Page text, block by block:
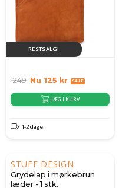
RESTSALG!
249 Nu 125 kr
LÆG I KURV
1-2 dage
STUFF DESIGN
Grydelap i mørkebrun
læder - 1 stk.